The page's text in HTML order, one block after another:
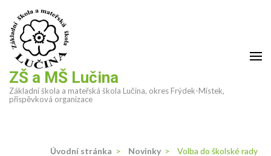
Přeskočit
obsah
(stiskněte
Enter)
ZŠ a MŠ Lučina
Základní škola a mateřská škola Lučina, okres Frýdek-Místek,
příspěvková organizace
Úvodní stránka > Novinky > Volba do školské rady